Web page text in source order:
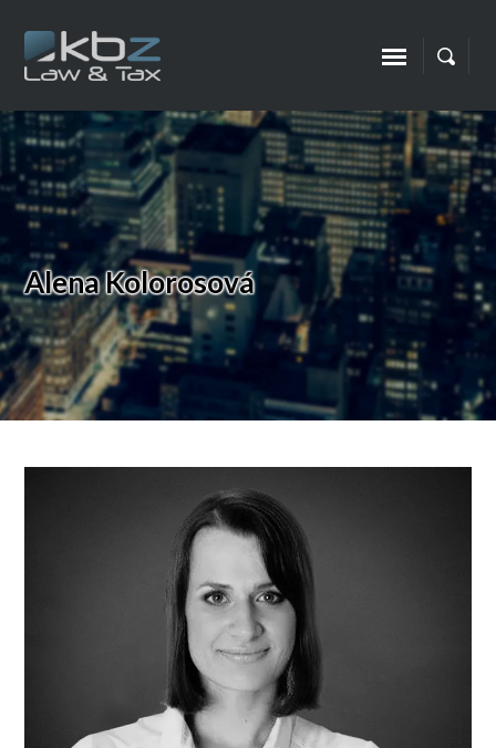
Alena Kolorosová